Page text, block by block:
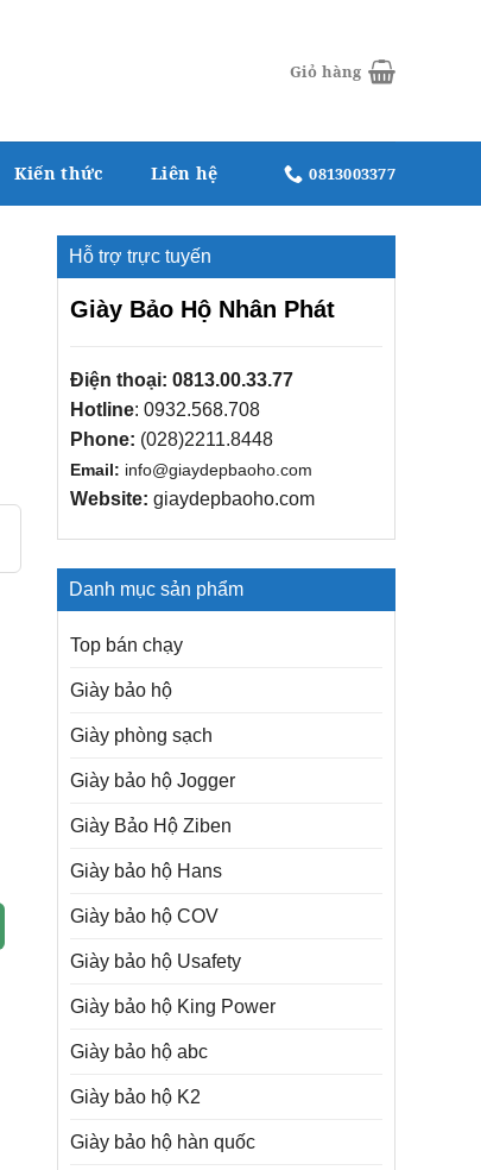
Giỏ hàng
Kiến thức Liên hệ 0813003377
Hỗ trợ trực tuyến
Giày Bảo Hộ Nhân Phát
Điện thoại: 0813.00.33.77
Hotline: 0932.568.708
Phone: (028)2211.8448
Email: info@giaydepbaoho.com
Website: giaydepbaoho.com
Danh mục sản phẩm
Top bán chạy
Giày bảo hộ
Giày phòng sạch
Giày bảo hộ Jogger
Giày Bảo Hộ Ziben
Giày bảo hộ Hans
Giày bảo hộ COV
Giày bảo hộ Usafety
Giày bảo hộ King Power
Giày bảo hộ abc
Giày bảo hộ K2
Giày bảo hộ hàn quốc